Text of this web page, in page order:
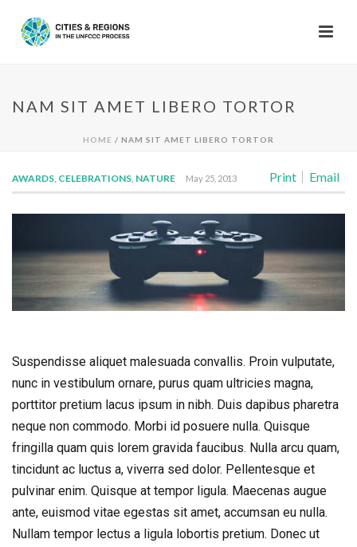
NAM SIT AMET LIBERO TORTOR
HOME / NAM SIT AMET LIBERO TORTOR
Print Email
AWARDS, CELEBRATIONS, NATURE May 25, 2013
Suspendisse aliquet malesuada convallis. Proin vulputate,
nunc in vestibulum ornare, purus quam ultricies magna,
porttitor pretium lacus ipsum in nibh. Duis dapibus pharetra
neque non commodo. Morbi id posuere nulla. Quisque
fringilla quam quis lorem gravida faucibus. Nulla arcu quam,
tincidunt ac luctus a, viverra sed dolor. Pellentesque et
pulvinar enim. Quisque at tempor ligula. Maecenas augue
ante, euismod vitae egestas sit amet, accumsan eu nulla.
Nullam tempor lectus a ligula lobortis pretium. Donec ut